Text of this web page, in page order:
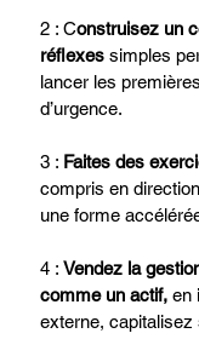
2 : Construisez un
réflexes simples
lancer les
d’urgence.​
3 : Faites des
compris en
une forme
4 : Vendez la
comme un actif, en
externe,